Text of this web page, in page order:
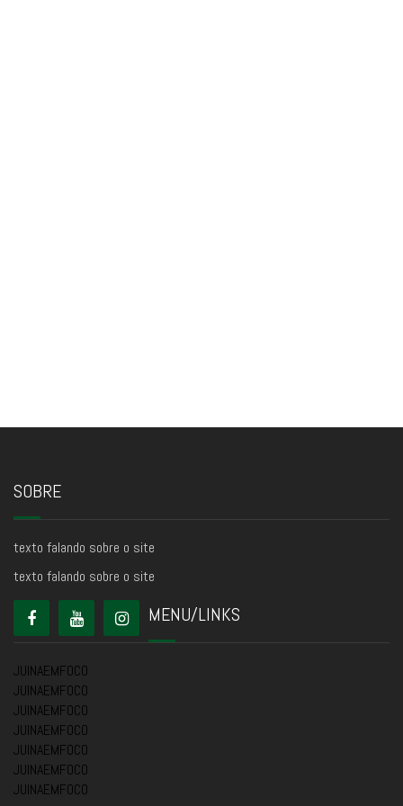
SOBRE
texto falando sobre o site
texto falando sobre o site
MENU/LINKS
JUINAEMFOCO
JUINAEMFOCO
JUINAEMFOCO
JUINAEMFOCO
JUINAEMFOCO
JUINAEMFOCO
JUINAEMFOCO